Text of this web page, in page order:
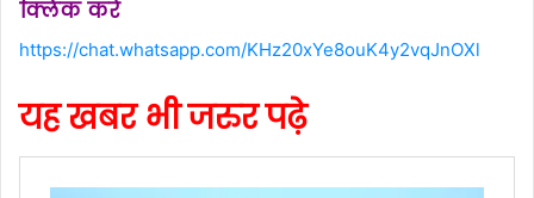
क्लिक करें
https://chat.whatsapp.com/KHz20xYe8ouK4y2vqJnOXl
यह खबर भी जरुर पढ़े